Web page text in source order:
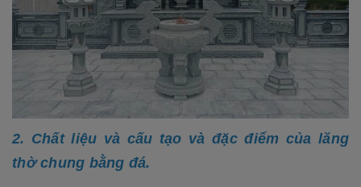
2. Chất liệu và cấu tạo và đặc điểm của lăng
thờ chung bằng đá.